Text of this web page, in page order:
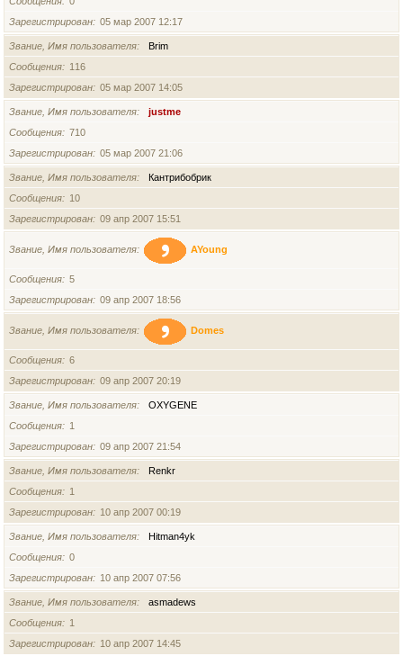
Зарегистрирован
05 мар 2007 12:17
Звание, Имя пользователя
Brim
Сообщения
116
Зарегистрирован
05 мар 2007 14:05
Звание, Имя пользователя
justme
Сообщения
710
Зарегистрирован
05 мар 2007 21:06
Звание, Имя пользователя
Кантрибобрик
Сообщения
10
Зарегистрирован
09 апр 2007 15:51
Звание, Имя пользователя AYoung
Сообщения
5
Зарегистрирован
09 апр 2007 18:56
Звание, Имя пользователя Domes
Сообщения
6
Зарегистрирован
09 апр 2007 20:19
Звание, Имя пользователя
OXYGENE
Сообщения
1
Зарегистрирован
09 апр 2007 21:54
Звание, Имя пользователя
Renkr
Сообщения
1
Зарегистрирован
10 апр 2007 00:19
Звание, Имя пользователя
Hitman4yk
Сообщения
0
Зарегистрирован
10 апр 2007 07:56
Звание, Имя пользователя
asmadews
Сообщения
1
Зарегистрирован
10 апр 2007 14:45